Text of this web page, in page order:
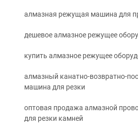
алмазная режущая машина для
дешевое алмазное режущее
купить алмазное режущее
алмазный канатно-возвратно-
машина для резки
оптовая продажа алмазной
для резки камней